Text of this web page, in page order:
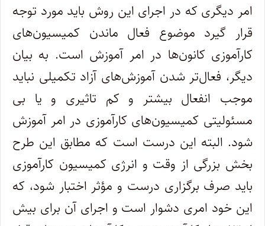
امر دیگری که در اجرای این روش باید مورد توجه
قرار گیرد موضوع فعال ماندن کمیسیون‌های
کارآموزی کانون‌ها در امر آموزش است. به بیان
دیگر، فعال‌تر شدن آموزش‌های آزاد تکمیلی نباید
موجب انفعال بیشتر و کم تاثیری و یا بی
مسئولیتی کمیسیون‌های کارآموزی در امر آموزش
شود. البته این درست است که مطابق این طرح
بخش بزرگی از وقت و انرژی کمیسیون کارآموزی
باید صرف برگزاری درست و مؤثر اختبار شود، که
این خود امری دشوار است و اجرای آن برای بیش